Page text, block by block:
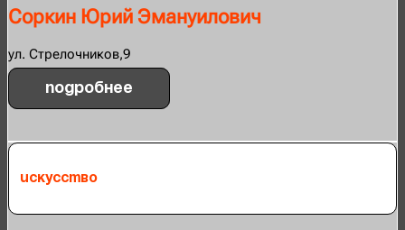
Соркин Юрий Эмануилович
ул. Стрелочников,9
Подробнее
Искусство